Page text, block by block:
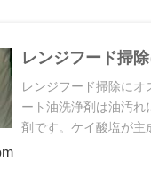
レンジフード掃
レンジフード掃除に
ート油洗浄剤は油汚
剤です。ケイ酸塩が主